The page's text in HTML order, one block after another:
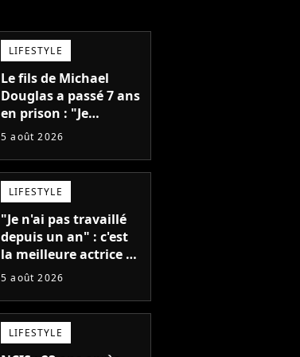
LIFESTYLE
Le fils de Michael
Douglas a passé 7 ans
en prison : "Je
distribuais des joints
5 août 2026
LIFESTYLE
"Je n'ai pas travaillé
depuis un an" : c'est
la meilleure actrice de
L'Odyssée, mais
donner de rôle au
cinéma
5 août 2026
LIFESTYLE